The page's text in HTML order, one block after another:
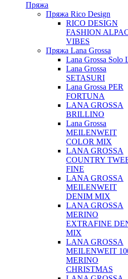
Пряжа
Пряжа Rico Design
RICO DESIGN
FASHION
VIBES
Пряжа Lana Grossa
Lana Grossa Solo
Lana Grossa
SETASURI
Lana Grossa PER
FORTUNA
LANA GROSSA
BRILLINO
Lana Grossa
MEILENWEIT
COLOR MIX
LANA GROSSA
COUNTRY
FINE
LANA GROSSA
MEILENWEIT
DENIM MIX
LANA GROSSA
MERINO
EXTRAFINE
MIX
LANA GROSSA
MEILENWEIT
MERINO
CHRISTMAS